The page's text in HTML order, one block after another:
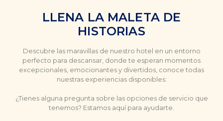
LLENA LA MALETA DE
HISTORIAS
Descubre las maravillas de nuestro hotel en un entorno
perfecto para descansar, donde te esperan momentos
excepcionales, emocionantes y divertidos, conoce todas
nuestras experiencias disponibles:
¿Tienes alguna pregunta sobre las opciones de servicio que
tenemos? Estamos aquí para ayudarte.